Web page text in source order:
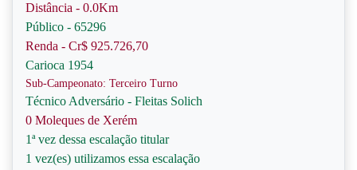
Distância - 0.0Km
Público - 65296
Renda - Cr$ 925.726,70
Carioca 1954
Sub-Campeonato: Terceiro Turno
Técnico Adversário - Fleitas Solich
0 Moleques de Xerém
1ª vez dessa escalação titular
1 vez(es) utilizamos essa escalação